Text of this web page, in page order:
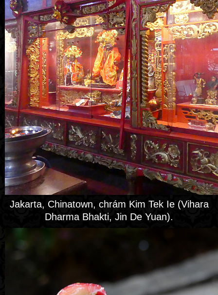
Jakarta, Chinatown, chrám Kim Tek Ie (Vihara
Dharma Bhakti, Jin De Yuan).